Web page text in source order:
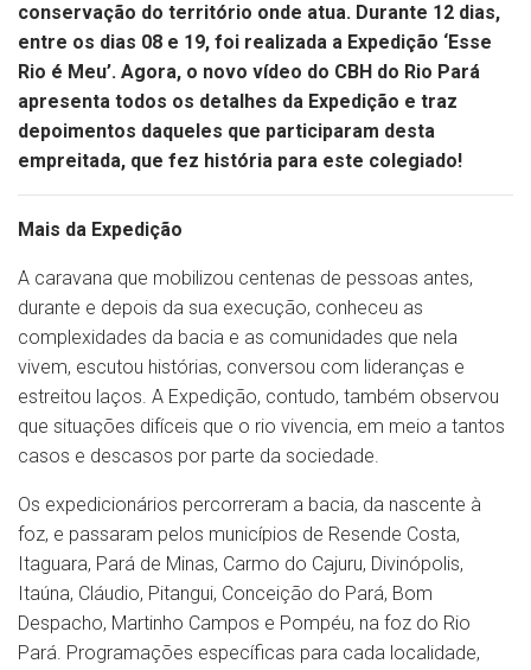
conservação do território onde atua. Durante 12 dias,
entre os dias 08 e 19, foi realizada a Expedição ‘Esse
Rio é Meu’. Agora, o novo vídeo do CBH do Rio Pará
apresenta todos os detalhes da Expedição e traz
depoimentos daqueles que participaram desta
empreitada, que fez história para este colegiado!
Mais da Expedição
A caravana que mobilizou centenas de pessoas antes,
durante e depois da sua execução, conheceu as
complexidades da bacia e as comunidades que nela
vivem, escutou histórias, conversou com lideranças e
estreitou laços. A Expedição, contudo, também observou
que situações difíceis que o rio vivencia, em meio a tantos
casos e descasos por parte da sociedade.
Os expedicionários percorreram a bacia, da nascente à
foz, e passaram pelos municípios de Resende Costa,
Itaguara, Pará de Minas, Carmo do Cajuru, Divinópolis,
Itaúna, Cláudio, Pitangui, Conceição do Pará, Bom
Despacho, Martinho Campos e Pompéu, na foz do Rio
Pará. Programações específicas para cada localidade,